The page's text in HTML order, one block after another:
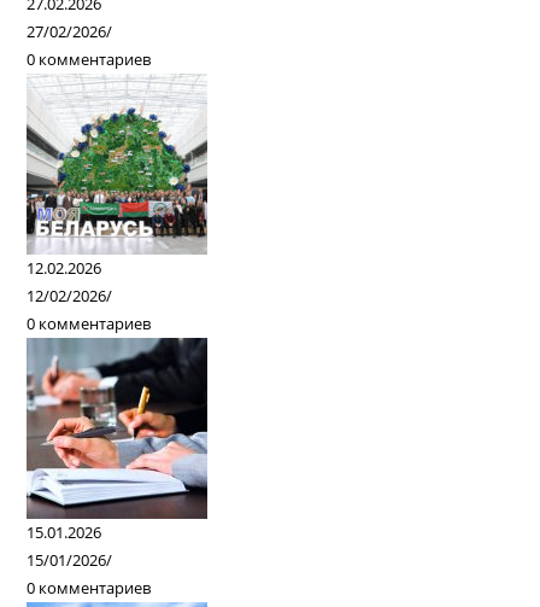
27/02/2026/
0 комментариев
12.02.2026
12/02/2026/
0 комментариев
15.01.2026
15/01/2026/
0 комментариев